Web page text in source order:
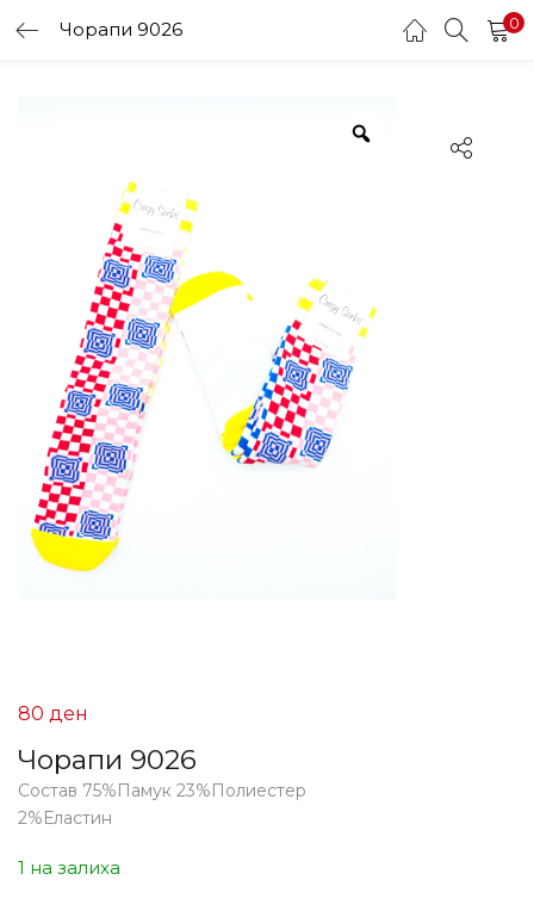
Чорапи 9026 0
Чорапи 9026
80 ден
Состав 75%Памук 23%Полиестер
2%Еластин
1 на залиха
LOGIN
Enter your username and password to login.
Remember me
Login
Lost password?